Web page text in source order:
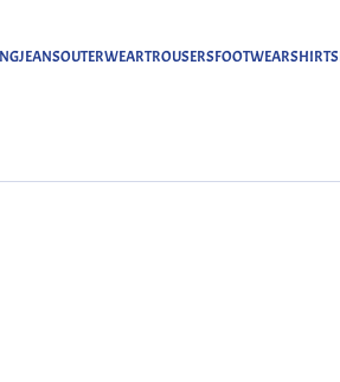
JEANSOUTERWEARTROUSERSFOOTWEARSHIRTS